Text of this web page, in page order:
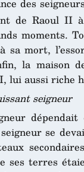
de Raoul
moments.
mort,
la maison
lui aussi riche
seigneur
se
ses terres